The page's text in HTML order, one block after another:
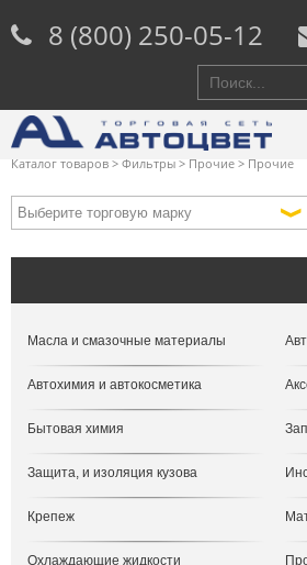
8 (800) 250-05-12
Каталог товаров > Фильтры > Прочие > Прочие
Масла и смазочные материалы
Автохимия и автокосметика
Бытовая химия
Защита, и изоляция кузова
Крепеж
Охлаждающие жидкости